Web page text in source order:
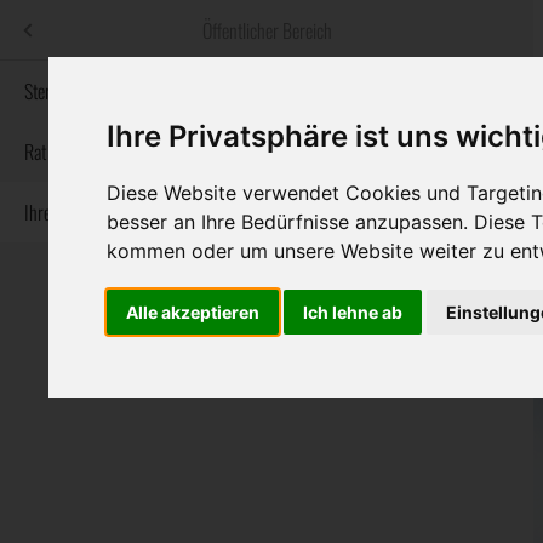
Ihre Privatsphäre ist uns
Diese Website verwendet Cookies und
besser an Ihre Bedürfnisse anzupassen. Diese
kommen oder um unsere Website weiter zu
Alle akzeptieren Ich lehne ab
bestatter .at
Informationswebsite der österreichischen Bestatter
Navigation
überspringen
Sterbeanzeigen Rat & Hilfe im Trauerfall Ihre Bestatter
Sterbeanzeigen
Rat & Hilfe im Trauerfall
Ihre Bestatter